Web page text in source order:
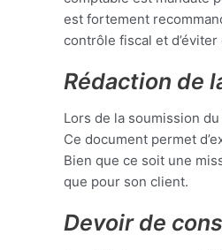
est fortement
contrôle fiscal et
Rédaction de
Lors de la soumission
Ce document permet
Bien que ce soit une
que pour son client.
Devoir de